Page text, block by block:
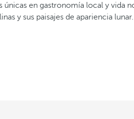
en gastronomía local y vida
y sus paisajes de apariencia lunar.